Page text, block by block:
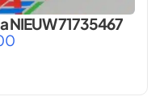
NIEUW 71735467